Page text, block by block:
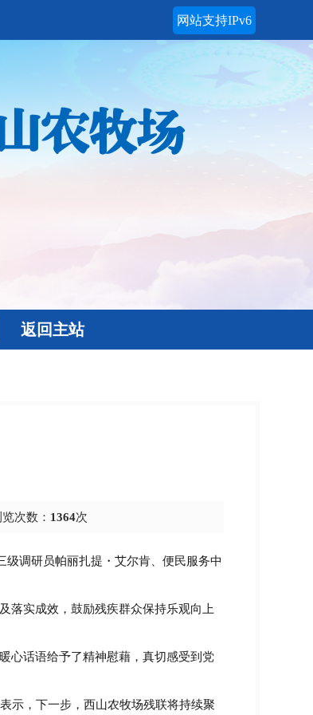
网站支持IPv6
农牧场
返回主站
次数： 1364次
级调研员帕丽扎提・艾尔肯、便民服务中
落实成效，鼓励残疾群众保持乐观向上
心话语给予了精神慰藉，真切感受到党
示，下一步，西山农牧场残联将持续聚